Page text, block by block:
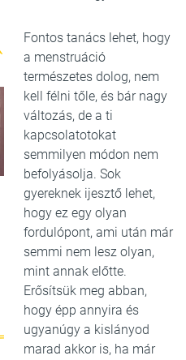
Fontos tanács lehet, hogy
a menstruáció
természetes dolog, nem
kell félni tőle, és bár nagy
változás, de a ti
kapcsolatotokat
semmilyen módon nem
befolyásolja. Sok
gyereknek ijesztő lehet,
hogy ez egy olyan
fordulópont, ami után már
semmi nem lesz olyan,
mint annak előtte.
Erősítsük meg abban,
hogy épp annyira és
ugyanúgy a kislányod
marad akkor is, ha már